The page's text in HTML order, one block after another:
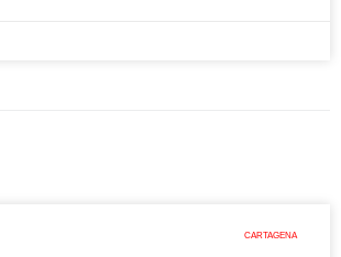
CARTAGENA